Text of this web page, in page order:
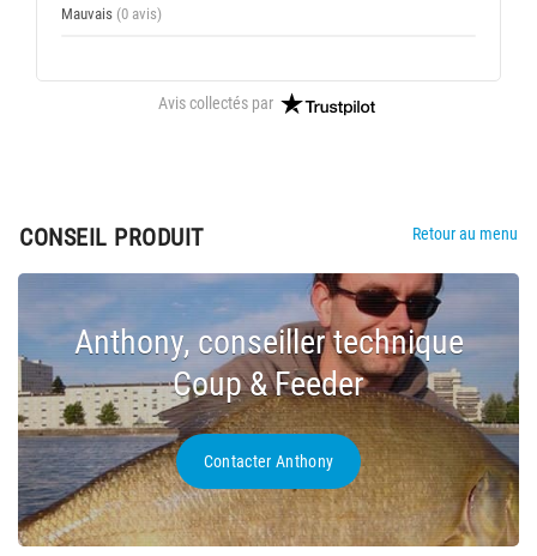
Mauvais (0 avis)
Avis collectés par
CONSEIL PRODUIT Retour au menu
Anthony, conseiller technique
Coup & Feeder
Contacter Anthony